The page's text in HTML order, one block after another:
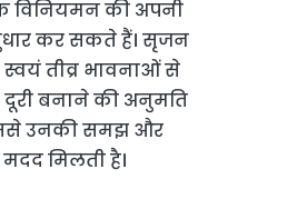
विनियमन की अपनी
कर सकते हैं। सृजन
स्वयं तीव्र भावनाओं से
दूरी बनाने की अनुमति
उनकी समझ और
मिलती है।